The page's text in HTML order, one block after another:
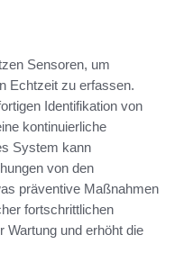
Sensoren, um
Echtzeit zu erfassen.
Identifikation von
kontinuierliche
System kann
von den
präventive Maßnahmen
fortschrittlichen
Wartung und erhöht die